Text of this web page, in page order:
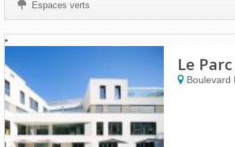
Espaces verts
Le
Boulevard